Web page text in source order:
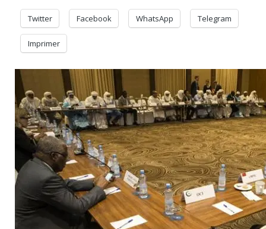
Twitter Facebook WhatsApp Telegram
Imprimer